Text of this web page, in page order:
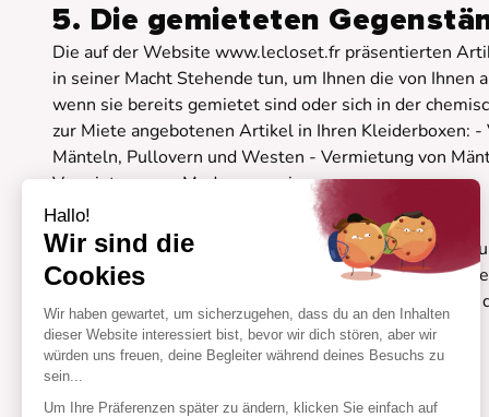
Hallo!
Wir sind die
Cookies
Wir haben gewartet, um sicherzugehen, dass du an den Inhalten
dieser Website interessiert bist, bevor wir dich stören, aber wir
würden uns freuen, deine Begleiter während deines Besuchs zu
sein...
Um Ihre Präferenzen später zu ändern, klicken Sie einfach auf
5. Die gemieteten
Die auf der Website www.lecloset.fr präsentierten
in seiner Macht Stehende tun, um Ihnen die von
wenn sie bereits gemietet sind oder sich in der
zur Miete angebotenen Artikel in Ihren Kleiderboxen:
Mänteln, Pullovern und Westen - Vermietung von
Vermietung von Modeaccessoires
6. Schäden
Im Falle von Beschädigungen (Verbrennungen,
berechtigt, den entstandenen Schaden zu behandeln.
CLOSET nach Mitteilung des Schadens an den